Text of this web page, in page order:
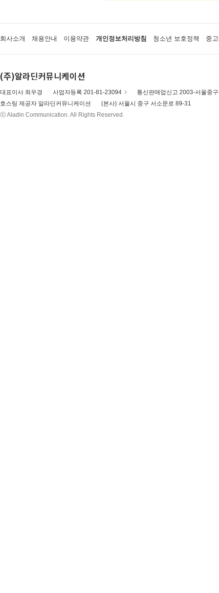
회사소개 채용안내 이용약관 개인정보처리방침 청소년 보호정책 중
(주)알라딘커뮤니케이션
대표이사 최우경 사업자등록 201-81-23094
통신판매업신고 2003-서울중
호스팅 제공자 알라딘커뮤니케이션
(본사) 서울시 중구 서소문로 89-31
ⓒ Aladin Communication. All Rights Reserved.